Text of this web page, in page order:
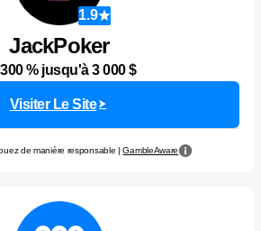
1.9
JackPoker
300 % jusqu'à 3 000 $
Visiter Le Site
de manière responsable |GambleAware